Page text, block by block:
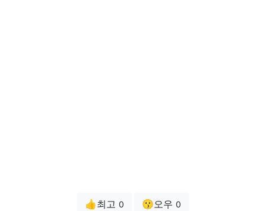
👍최고 0 😗오우 0